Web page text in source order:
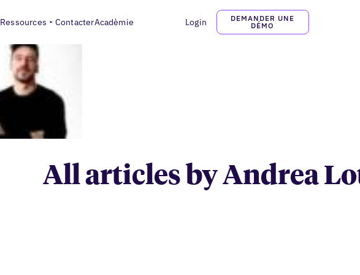
Ressources ContacterAcadèmie Login
DEMANDER UNE
DÉMO
Andrea Lotito
All articles by Andrea